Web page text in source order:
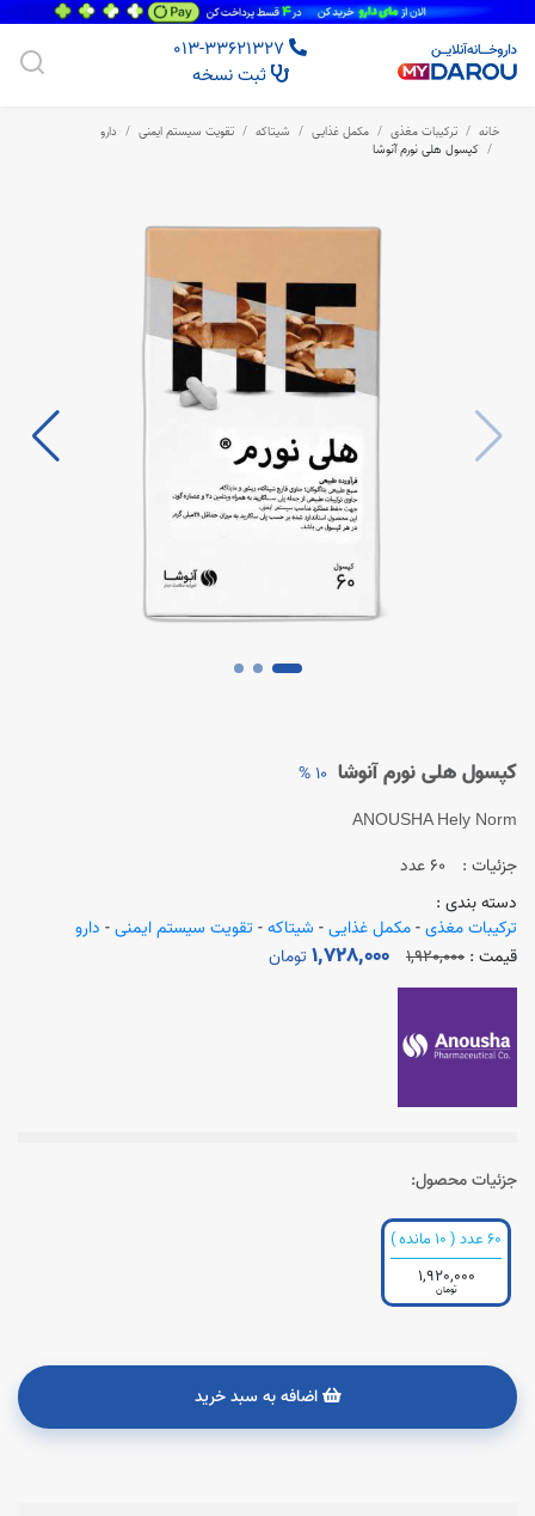
ثبت نسخه
خانه ترکیبات مغذی مکمل غذایی شیتاکه تقویت سیستم ایمنی
دارو
کپسول هلی نورم آنوشا
کپسول هلی نورم آنوشا 10 %
ANOUSHA Hely Norm
جزئیات :
60 عدد
دسته بندی :
ترکیبات مغذی - مکمل غذایی - شیتاکه - تقویت سیستم ایمنی - دارو
قیمت : 1,920,000
1,728,000 تومان
جزئیات محصول:
60 عدد ( 10 مانده )
1,920,000
تومان
اضافه به سبد خرید